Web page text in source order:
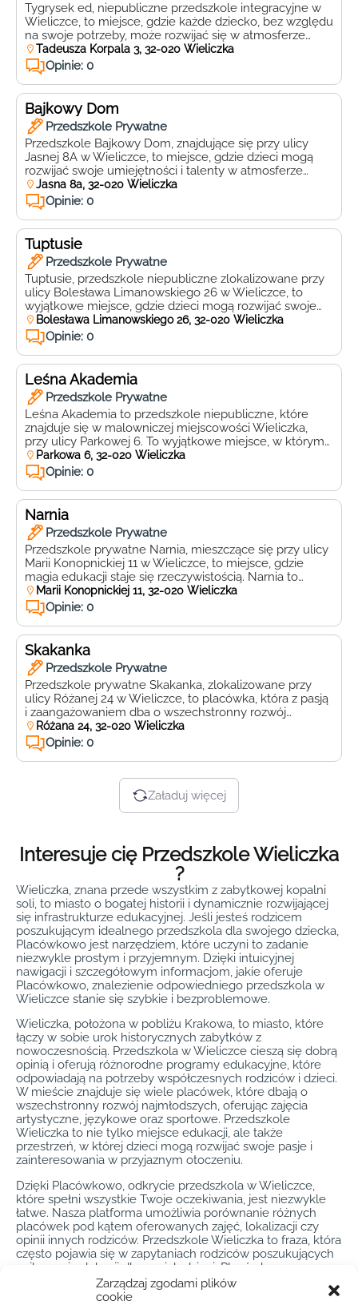
Zarządzaj zgodami plików
cookie
Tygrysek ed, niepubliczne przedszkole integracyjne w
Wieliczce, to miejsce, gdzie każde dziecko, bez względu
na swoje potrzeby, może rozwijać się w atmosferze
akceptacji i wsparcia. Położone przy ulicy Tadeusza
Korpala 3, przedszkole oferuje nowoczesne podejście
do edukacji, które łączy tradycyjne wartości z
innowacyjnymi metodami nauczania. Wykwalifikowana
kadra pedagogiczna, w tym specjaliści z zakresu
integracji sensorycznej, […]
Tadeusza Korpala 3, 32-020 Wieliczka
Opinie: 0
Bajkowy Dom
Przedszkole Prywatne
Przedszkole Bajkowy Dom, znajdujące się przy ulicy
Jasnej 8A w Wieliczce, to miejsce, gdzie dzieci mogą
rozwijać swoje umiejętności i talenty w atmosferze
pełnej ciepła i radości. Placówka ta oferuje bogaty
program edukacyjny, który łączy naukę z zabawą, dzięki
czemu dzieci mogą czerpać radość z każdego dnia
spędzonego w przedszkolu. W przedszkolu Bajkowy
Dom dzieci […]
Jasna 8a, 32-020 Wieliczka
Opinie: 0
Tuptusie
Przedszkole Prywatne
Tuptusie, przedszkole niepubliczne zlokalizowane przy
ulicy Bolesława Limanowskiego 26 w Wieliczce, to
wyjątkowe miejsce, gdzie dzieci mogą rozwijać swoje
talenty i pasje w atmosferze pełnej ciepła i radości.
Przedszkole oferuje szeroką gamę zajęć dodatkowych,
które wspierają wszechstronny rozwój dzieci. Wśród
nich znajdują się zajęcia artystyczne, sportowe,
muzyczne oraz nauka języka angielskiego, prowadzone
przez wykwalifikowanych nauczycieli […]
Bolesława Limanowskiego 26, 32-020 Wieliczka
Opinie: 0
Leśna Akademia
Przedszkole Prywatne
Leśna Akademia to przedszkole niepubliczne, które
znajduje się w malowniczej miejscowości Wieliczka,
przy ulicy Parkowej 6. To wyjątkowe miejsce, w którym
dzieci mają możliwość rozwijania swoich talentów i
umiejętności w bliskim kontakcie z naturą. Przedszkole
jest otoczone pięknymi terenami zielonymi, co sprzyja
codziennym spacerom i zabawom na świeżym
powietrzu. Leśna Akademia stawia na wszechstronny
rozwój […]
Parkowa 6, 32-020 Wieliczka
Opinie: 0
Narnia
Przedszkole Prywatne
Przedszkole prywatne Narnia, mieszczące się przy ulicy
Marii Konopnickiej 11 w Wieliczce, to miejsce, gdzie
magia edukacji staje się rzeczywistością. Narnia to
przedszkole, które łączy nowoczesne metody
nauczania z ciepłą i przyjazną atmosferą, tworząc
idealne warunki do wszechstronnego rozwoju każdego
dziecka. Placówka oferuje szeroki wachlarz zajęć
dodatkowych, które pomagają dzieciom rozwijać swoje
talenty i zainteresowania. […]
Marii Konopnickiej 11, 32-020 Wieliczka
Opinie: 0
Skakanka
Przedszkole Prywatne
Przedszkole prywatne Skakanka, zlokalizowane przy
ulicy Różanej 24 w Wieliczce, to placówka, która z pasją
i zaangażowaniem dba o wszechstronny rozwój
najmłodszych. Rodzice poszukujący miejsca, gdzie ich
dzieci będą mogły rozwijać swoje talenty i umiejętności,
z pewnością docenią bogatą ofertę edukacyjną oraz
przyjazną atmosferę, która panuje w Skakance.
Przedszkole Skakanka wyróżnia się szerokim
wachlarzem zajęć […]
Różana 24, 32-020 Wieliczka
Opinie: 0
Załaduj więcej
Interesuje cię Przedszkole Wieliczka
?
Wieliczka, znana przede wszystkim z zabytkowej kopalni
soli, to miasto o bogatej historii i dynamicznie rozwijającej
się infrastrukturze edukacyjnej. Jeśli jesteś rodzicem
poszukującym idealnego przedszkola dla swojego dziecka,
Placówkowo jest narzędziem, które uczyni to zadanie
niezwykle prostym i przyjemnym. Dzięki intuicyjnej
nawigacji i szczegółowym informacjom, jakie oferuje
Placówkowo, znalezienie odpowiedniego przedszkola w
Wieliczce stanie się szybkie i bezproblemowe.
Wieliczka, położona w pobliżu Krakowa, to miasto, które
łączy w sobie urok historycznych zabytków z
nowoczesnością. Przedszkola w Wieliczce cieszą się dobrą
opinią i oferują różnorodne programy edukacyjne, które
odpowiadają na potrzeby współczesnych rodziców i dzieci.
W mieście znajduje się wiele placówek, które dbają o
wszechstronny rozwój najmłodszych, oferując zajęcia
artystyczne, językowe oraz sportowe. Przedszkole
Wieliczka to nie tylko miejsce edukacji, ale także
przestrzeń, w której dzieci mogą rozwijać swoje pasje i
zainteresowania w przyjaznym otoczeniu.
Dzięki Placówkowo, odkrycie przedszkola w Wieliczce,
które spełni wszystkie Twoje oczekiwania, jest niezwykle
łatwe. Nasza platforma umożliwia porównanie różnych
placówek pod kątem oferowanych zajęć, lokalizacji czy
opinii innych rodziców. Przedszkole Wieliczka to fraza, która
często pojawia się w zapytaniach rodziców poszukujących
najlepszej edukacji dla swoich dzieci. Placówkowo
dostarcza niezbędnych informacji, aby wybór był
przemyślany i satysfakcjonujący. Niezależnie od tego, czy